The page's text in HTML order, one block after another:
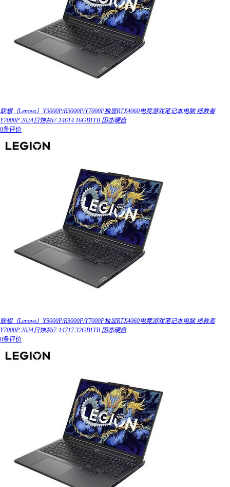
联想（Lenovo）Y9000P/R9000P/Y7000P独显RTX4060电竞游戏笔记本电脑 拯救者
Y7000P 2024日蚀灰i7-14614 16GB1TB 固态硬盘
0条评价
联想（Lenovo）Y9000P/R9000P/Y7000P独显RTX4060电竞游戏笔记本电脑 拯救者
Y7000P 2024日蚀灰i7-14717 32GB1TB 固态硬盘
0条评价